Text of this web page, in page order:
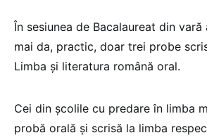
În sesiunea de Bacalaureat din
mai da, practic, doar trei probe
Limba și literatura română oral.
Cei din școlile cu predare în limba
probă orală și scrisă la limba